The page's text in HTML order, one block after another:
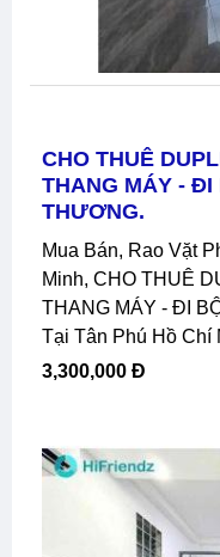
CHO THUÊ
THANG MÁY - ĐI
THƯƠNG.
Mua Bán, Rao Vặt Phòng Trọ Tân Phú Hồ Chí
Minh, CHO THUÊ
THANG MÁY - ĐI
Tại Tân Phú Hồ Chí
3,300,000 Đ